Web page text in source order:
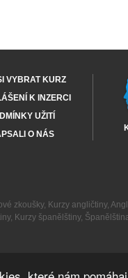
VYBRAT KURZ
K INZERCI
UŽITÍ
O NÁS
zkoušky, Kurzy angličtiny,
, Kurzy španělštiny,